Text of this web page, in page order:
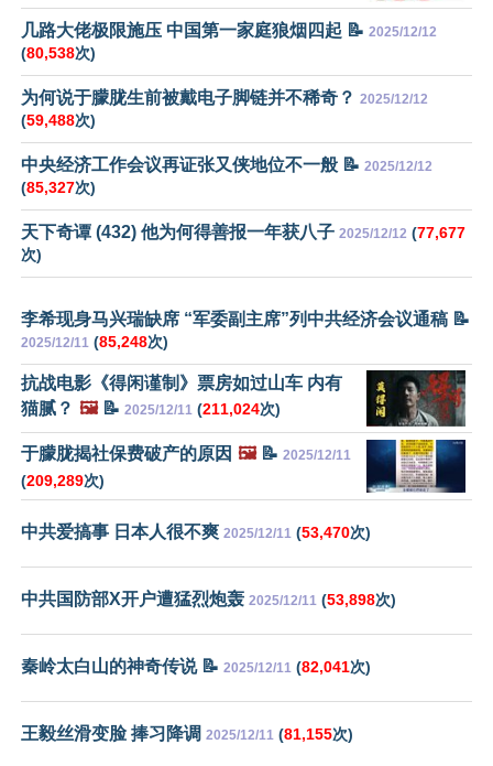
几路大佬极限施压 中国第一家庭狼烟四起 📝 2025/12/12
(80,538次)
为何说于朦胧生前被戴电子脚链并不稀奇？ 2025/12/12
(59,488次)
中央经济工作会议再证张又侠地位不一般 📝 2025/12/12
(85,327次)
天下奇谭 (432) 他为何得善报一年获八子 2025/12/12 (77,677
次)
李希现身马兴瑞缺席 “军委副主席”列中共经济会议通稿 📝
2025/12/11 (85,248次)
抗战电影《得闲谨制》票房如过山车 内有
猫腻？ 🖼️📝 2025/12/11 (211,024次)
于朦胧揭社保费破产的原因 🖼️📝 2025/12/11
(209,289次)
中共爱搞事 日本人很不爽 2025/12/11 (53,470次)
中共国防部X开户遭猛烈炮轰 2025/12/11 (53,898次)
秦岭太白山的神奇传说 📝 2025/12/11 (82,041次)
王毅丝滑变脸 捧习降调 2025/12/11 (81,155次)